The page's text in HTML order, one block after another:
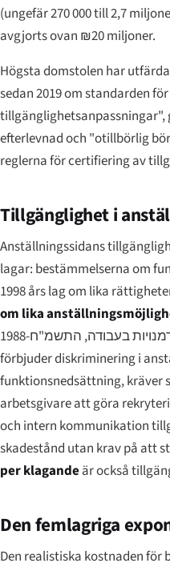
(ungefär 270 000 till 2,7
avgjorts ovan ₪20 miljoner.
Högsta domstolen har
sedan 2019 om standarden
tillgänglighetsanpassningar",
efterlevnad och "otillbörlig
reglerna för certifiering av
Tillgänglighet i
Anställningssidans
lagar: bestämmelserna om
1998 års lag om lika
om lika
בעבודה, התשמ"ח-1988
förbjuder diskriminering i
funktionsnedsättning, kräver
arbetsgivare att göra
och intern kommunikation
skadestånd utan krav på att
per klagandeär också
Den femlagriga
Den realistiska kostnaden för